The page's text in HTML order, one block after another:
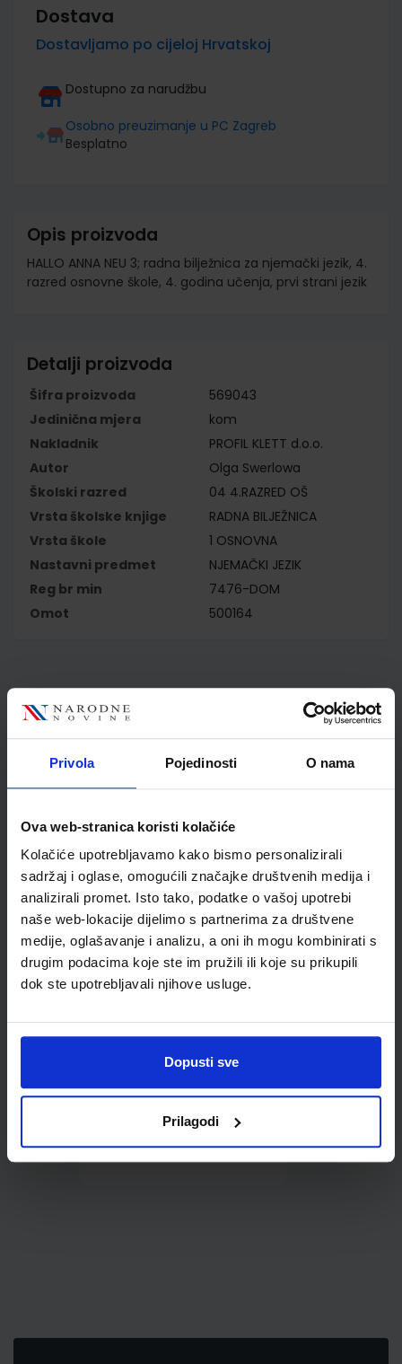
Privola Pojedinosti O nama
Ova web-stranica koristi kolačiće
Kolačiće upotrebljavamo kako bismo personalizirali
sadržaj i oglase, omogućili značajke društvenih medija i
analizirali promet. Isto tako, podatke o vašoj upotrebi
naše web-lokacije dijelimo s partnerima za društvene
medije, oglašavanje i analizu, a oni ih mogu kombinirati s
drugim podacima koje ste im pružili ili koje su prikupili
dok ste upotrebljavali njihove usluge.
Dopusti sve
Prilagodi
Dostava
Dostavljamo po cijeloj Hrvatskoj
Dostupno za narudžbu
Osobno preuzimanje u PC Zagreb
Besplatno
Opis proizvoda
HALLO ANNA NEU 3; radna bilježnica za njemački jezik, 4.
razred osnovne škole, 4. godina učenja, prvi strani jezik
Detalji proizvoda
Šifra proizvoda
569043
Jedinična mjera
kom
Nakladnik
PROFIL KLETT d.o.o.
Autor
Olga Swerlowa
Školski razred
04 4.RAZRED OŠ
Vrsta školske knjige
RADNA BILJEŽNICA
Vrsta škole
1 OSNOVNA
Nastavni predmet
NJEMAČKI JEZIK
Reg br min
7476-DOM
Omot
500164
Kupci najčešće biraju..
Omot PVC za školske
udžbenike; dimenzije
433x304; tip 164
0,85 €